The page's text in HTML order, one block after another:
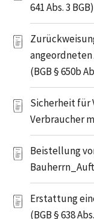
641 Abs. 3 BGB)
angeordneten
(BGB § 650b
Sicherheit für
Verbraucher
Beistellung
Erstattung
(BGB § 638